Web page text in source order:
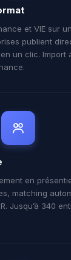
et VIE sur
publient
un clic. Import
en
matching
Jusqu’à 340